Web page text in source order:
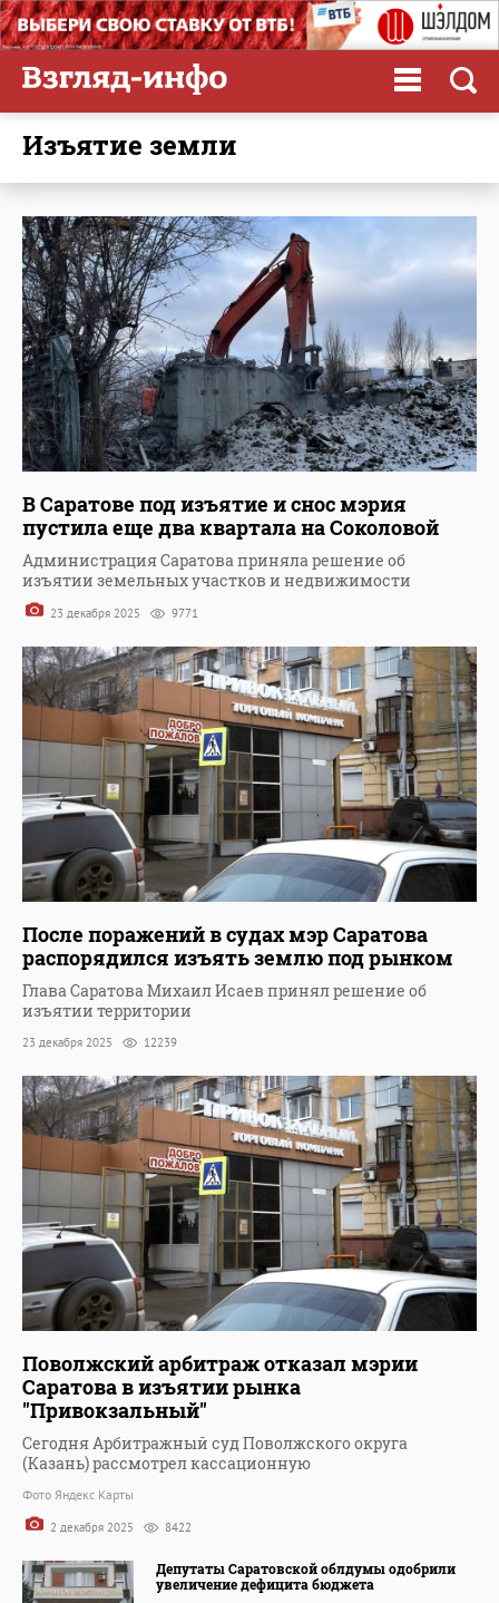
изъятие земли
В Саратове под изъятие и снос мэрия
пустила еще два квартала на Соколовой
Администрация Саратова приняла решение об
изъятии земельных участков и недвижимости
23 декабря 2025 9771
После поражений в судах мэр Саратова
распорядился изъять землю под рынком
Глава Саратова Михаил Исаев принял решение об
изъятии территории
23 декабря 2025 12239
Поволжский арбитраж отказал мэрии
Саратова в изъятии рынка
"Привокзальный"
Сегодня Арбитражный суд Поволжского округа
(Казань) рассмотрел кассационную
Фото Яндекс Карты
2 декабря 2025 8422
Депутаты Саратовской облдумы одобрили
увеличение дефицита бюджета